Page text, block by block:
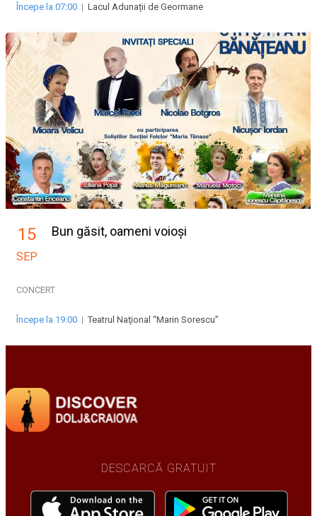
Începe la 07:00 | Lacul Adunații de Geormane
15
SEP
Bun găsit, oameni voioși
CONCERT
Începe la 19:00 |Teatrul Naţional “Marin Sorescu”
DESCARCĂ GRATUIT